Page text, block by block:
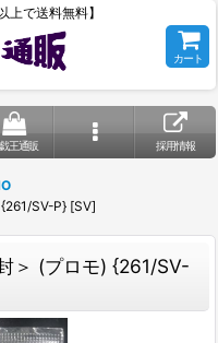
上で送料無料】
カート
王通販 採用情報
SV-P} [SV]
＞ (プロモ) {261/SV-